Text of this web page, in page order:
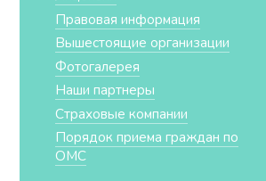
Правовая информация
Вышестоящие организации
Фотогалерея
Наши партнеры
Страховые компании
Порядок приема граждан по
ОМС